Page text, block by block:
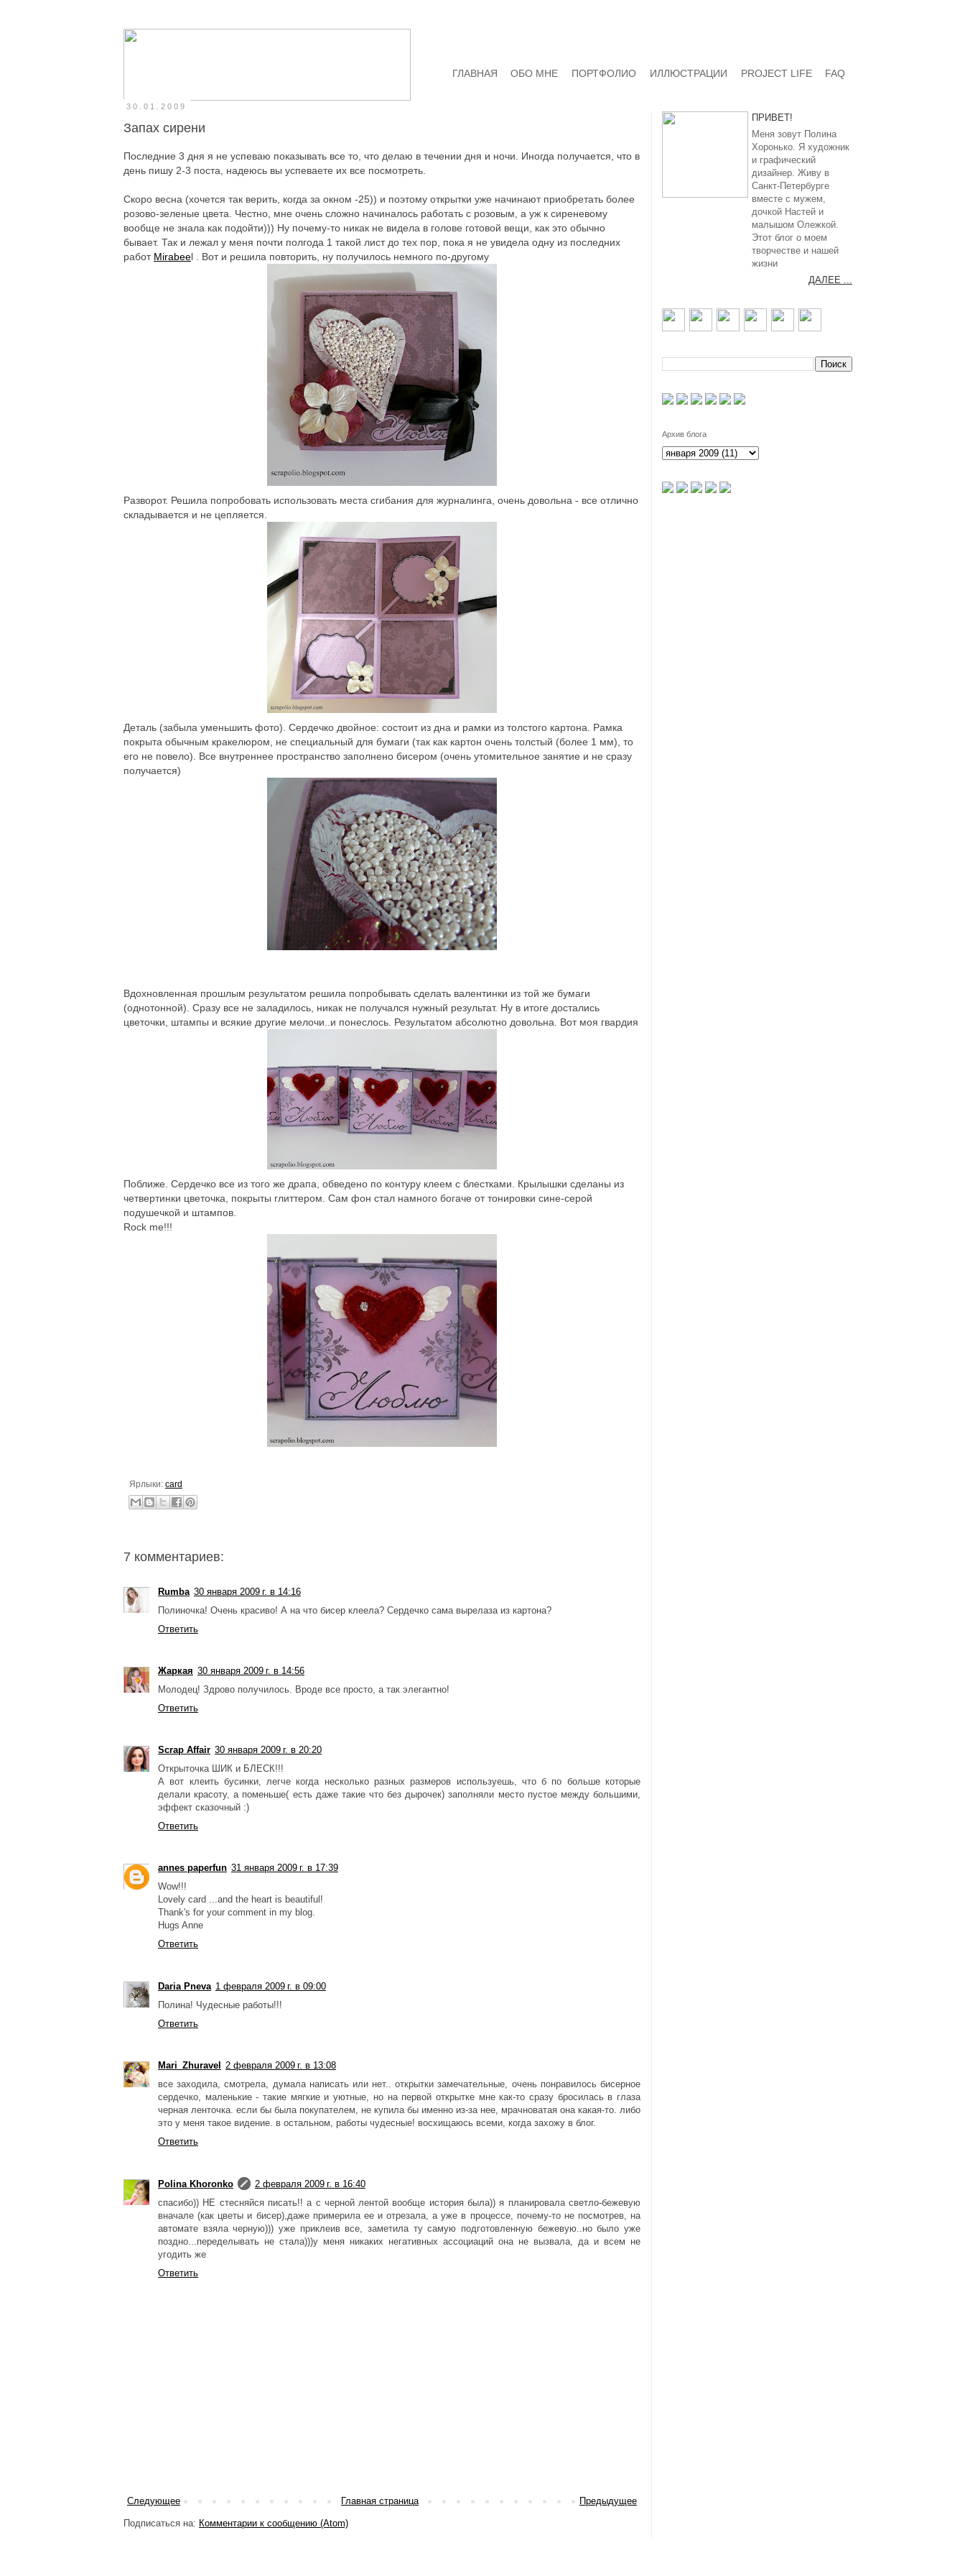
FAQ
PROJECT LIFE
ИЛЛЮСТРАЦИИ
ПОРТФОЛИО
ОБО МНЕ
ГЛАВНАЯ
30.01.2009
Запах сирени
Последние 3 дня я не успеваю показывать все то, что делаю в течении дня и ночи. Иногда получается, что в
день пишу 2-3 поста, надеюсь вы успеваете их все посмотреть.
Скоро весна (хочется так верить, когда за окном -25)) и поэтому открытки уже начинают приобретать более
розово-зеленые цвета. Честно, мне очень сложно начиналось работать с розовым, а уж к сиреневому
вообще не знала как подойти))) Ну почему-то никак не видела в голове готовой вещи, как это обычно
бывает. Так и лежал у меня почти полгода 1 такой лист до тех пор, пока я не увидела одну из последних
работ Mirabeel . Вот и решила повторить, ну получилось немного по-другому
Разворот. Решила попробовать использовать места сгибания для журналинга, очень довольна - все отлично
складывается и не цепляется.
Деталь (забыла уменьшить фото). Сердечко двойное: состоит из дна и рамки из толстого картона. Рамка
покрыта обычным кракелюром, не специальный для бумаги (так как картон очень толстый (более 1 мм), то
его не повело). Все внутреннее пространство заполнено бисером (очень утомительное занятие и не сразу
получается)
Вдохновленная прошлым результатом решила попробывать сделать валентинки из той же бумаги
(однотонной). Сразу все не заладилось, никак не получался нужный результат. Ну в итоге достались
цветочки, штампы и всякие другие мелочи..и понеслось. Результатом абсолютно довольна. Вот моя гвардия
Поближе. Сердечко все из того же драпа, обведено по контуру клеем с блестками. Крылышки сделаны из
четвертинки цветочка, покрыты глиттером. Сам фон стал намного богаче от тонировки сине-серой
подушечкой и штампов.
Rock me!!!
Ярлыки: card
7 комментариев:
Rumba 30 января 2009 г. в 14:16
Полиночка! Очень красиво! А на что бисер клеела? Сердечко сама вырелаза из картона?
Ответить
Жаркая 30 января 2009 г. в 14:56
Молодец! Здрово получилось. Вроде все просто, а так элегантно!
Ответить
Scrap Affair 30 января 2009 г. в 20:20
Открыточка ШИК и БЛЕСК!!!
А вот клеить бусинки, легче когда несколько разных размеров используешь, что б по больше которые
делали красоту, а поменьше( есть даже такие что без дырочек) заполняли место пустое между большими,
эффект сказочный :)
Ответить
annes paperfun 31 января 2009 г. в 17:39
Wow!!!
Lovely card ...and the heart is beautiful!
Thank's for your comment in my blog.
Hugs Anne
Ответить
Daria Pneva 1 февраля 2009 г. в 09:00
Полина! Чудесные работы!!!
Ответить
Mari_Zhuravel
2 февраля 2009 г. в 13:08
все заходила, смотрела, думала написать или нет.. открытки замечательные, очень понравилось бисерное
сердечко, маленькие - такие мягкие и уютные, но на первой открытке мне как-то сразу бросилась в глаза
черная ленточка. если бы была покупателем, не купила бы именно из-за нее, мрачноватая она какая-то. либо
это у меня такое видение. в остальном, работы чудесные! восхищаюсь всеми, когда захожу в блог.
Ответить
Polina Khoronko
2 февраля 2009 г. в 16:40
спасибо)) НЕ стесняйся писать!! а с черной лентой вообще история была)) я планировала светло-бежевую
вначале (как цветы и бисер),даже примерила ее и отрезала, а уже в процессе, почему-то не посмотрев, на
автомате взяла черную))) уже приклеив все, заметила ту самую подготовленную бежевую..но было уже
поздно...переделывать не стала)))у меня никаких негативных ассоциаций она не вызвала, да и всем не
угодить же
Ответить
Следующее Предыдущее
Главная страница
Подписаться на: Комментарии к сообщению (Atom)
ПРИВЕТ!
Меня зовут Полина
Хоронько. Я художник
и графический
дизайнер. Живу в
Санкт-Петербурге
вместе с мужем,
дочкой Настей и
малышом Олежкой.
Этот блог о моем
творчестве и нашей
жизни
ДАЛЕЕ ...
Архив блога